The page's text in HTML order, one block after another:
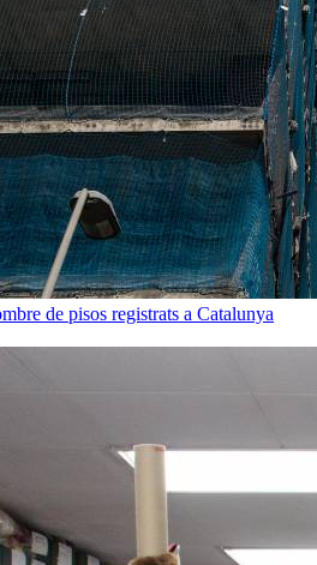
de pisos registrats a Catalunya